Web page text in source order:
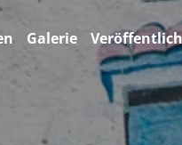
Galerie